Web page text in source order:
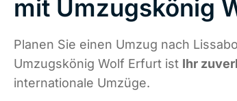
mit Umzugskönig
Planen Sie einen Umzug nach
Umzugskönig Wolf Erfurt ist Ihr
internationale Umzüge.